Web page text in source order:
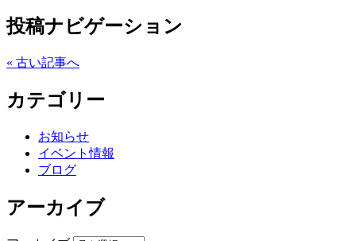
投稿ナビゲーション
« 古い記事へ
カテゴリー
お知らせ
イベント情報
ブログ
アーカイブ